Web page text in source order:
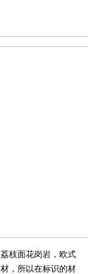
枝面花岗岩，欧式
，所以在标识的材